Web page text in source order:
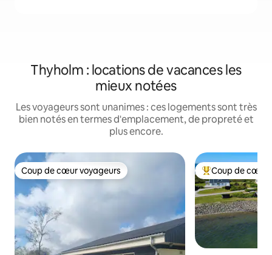
Thyholm : locations de vacances les
mieux notées
Les voyageurs sont unanimes : ces logements sont très
bien notés en termes d'emplacement, de propreté et
plus encore.
Coup de cœur voyageurs
Coup de cœur voyageurs Coups de cœur
Coup de cœur